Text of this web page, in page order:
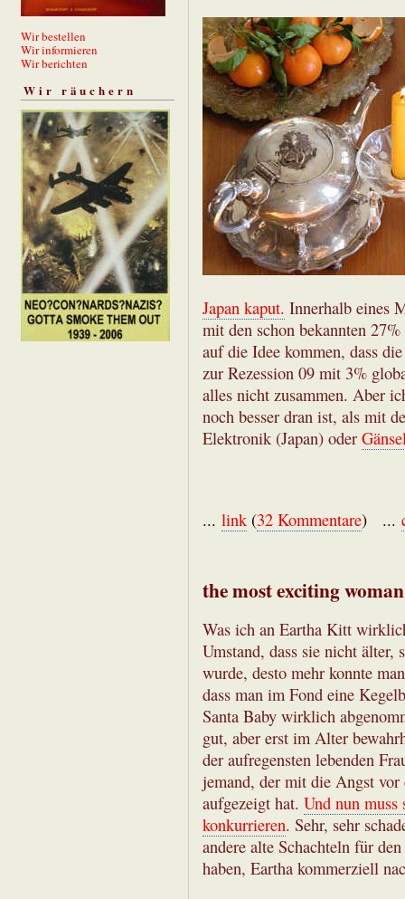
Wir bestellen
Wir informieren
Wir berichten
Wir räuchern
Japan kaput. Innerhalb eines
mit den schon bekannten
auf die Idee kommen, dass
zur Rezession 09 mit 3%
alles nicht zusammen. Aber
noch besser dran ist, als mit
Elektronik (Japan) oder
... link (32 Kommentare) ...
the most exciting
Was ich an Eartha Kitt
Umstand, dass sie nicht älter,
wurde, desto mehr konnte
dass man im Fond eine
Santa Baby wirklich
gut, aber erst im Alter
der aufregensten lebenden
jemand, der mit die Angst vor
aufgezeigt hat. Und nun muss
konkurrieren. Sehr, sehr
andere alte Schachteln für
haben, Eartha kommerziell